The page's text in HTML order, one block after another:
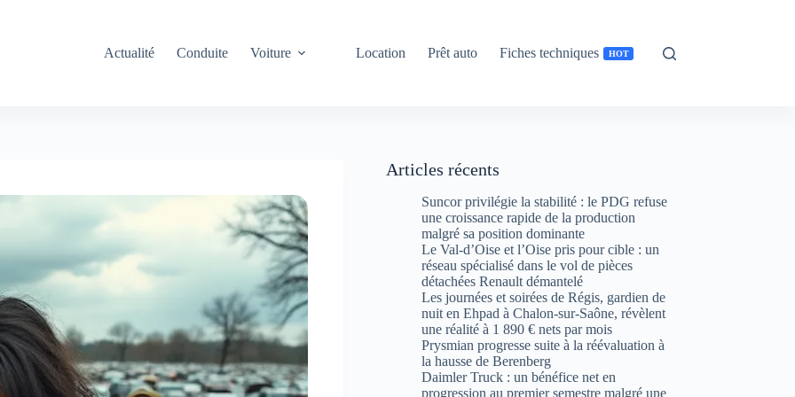
Actualité Conduite Voiture Location Prêt auto Fiches techniques HOT
Articles récents
Suncor privilégie la stabilité : le PDG refuse
une croissance rapide de la production
malgré sa position dominante
Le Val-d’Oise et l’Oise pris pour cible : un
réseau spécialisé dans le vol de pièces
détachées Renault démantelé
Les journées et soirées de Régis, gardien de
nuit en Ehpad à Chalon-sur-Saône, révèlent
une réalité à 1 890 € nets par mois
Prysmian progresse suite à la réévaluation à
la hausse de Berenberg
Daimler Truck : un bénéfice net en
progression au premier semestre malgré une